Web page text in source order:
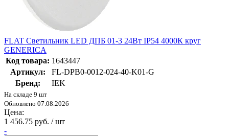
FLAT Светильник LED ДПБ 01-3 24Вт IP54 4000К круг
GENERICA
Код товара: 1643447
Артикул:
FL-DPB0-0012-024-40-K01-G
Бренд:
IEK
На складе 9 шт
Обновлено 07.08.2026
Цена:
1 456.75 руб. / шт
-